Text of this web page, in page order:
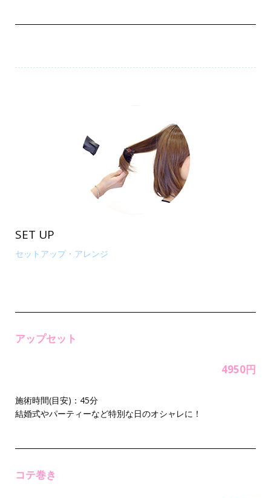
SET UP
セットアップ・アレンジ
アップセット
4950円
施術時間(目安)：45分
結婚式やパーティーなど特別な日のオシャレに！
コテ巻き